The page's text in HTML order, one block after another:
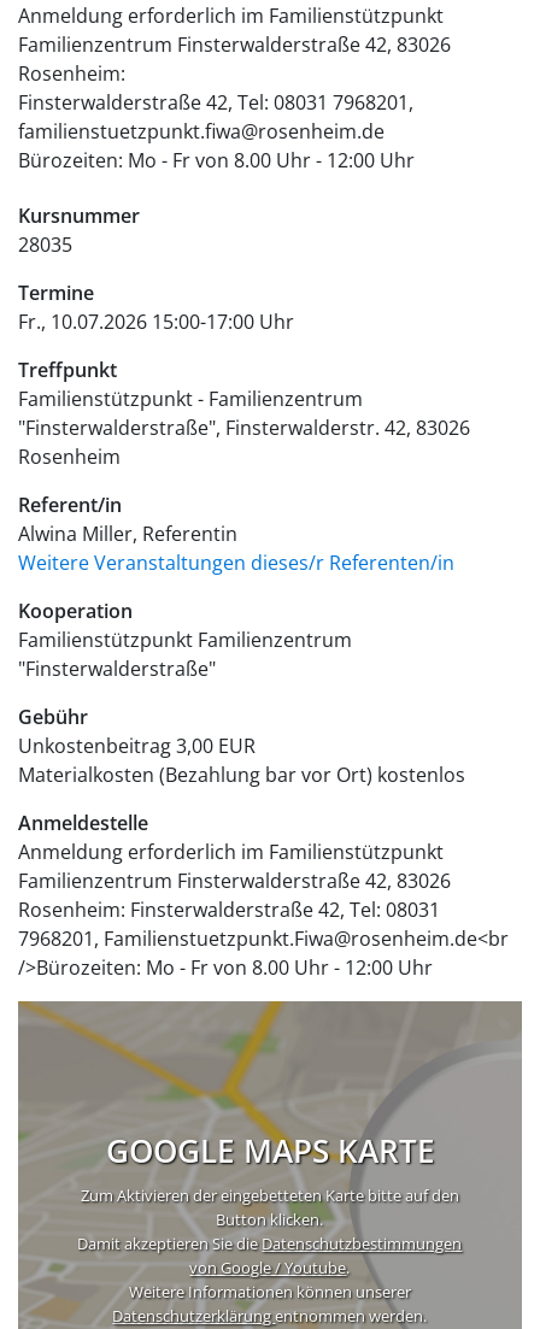
Anmeldung erforderlich im Familienstützpunkt
Familienzentrum Finsterwalderstraße 42, 83026
Rosenheim:
Finsterwalderstraße 42, Tel: 08031 7968201,
familienstuetzpunkt.fiwa@rosenheim.de
Bürozeiten: Mo - Fr von 8.00 Uhr - 12:00 Uhr
Kursnummer
28035
Termine
Fr., 10.07.2026 15:00-17:00 Uhr
Treffpunkt
Familienstützpunkt - Familienzentrum
"Finsterwalderstraße" Finsterwalderstr. 42 83026
Rosenheim
Referent/in
Alwina Miller, Referentin
Weitere Veranstaltungen dieses/r Referenten/in
Kooperation
Familienstützpunkt Familienzentrum
"Finsterwalderstraße"
Gebühr
Unkostenbeitrag3,00 EUR
Materialkosten (Bezahlung bar vor Ort) kostenlos
Anmeldestelle
Anmeldung erforderlich im Familienstützpunkt
Familienzentrum Finsterwalderstraße 42, 83026
Rosenheim: Finsterwalderstraße 42, Tel: 08031
7968201, Familienstuetzpunkt.Fiwa@rosenheim.de<br
/>Bürozeiten: Mo - Fr von 8.00 Uhr - 12:00 Uhr
GOOGLE MAPS KARTE
Zum Aktivieren der eingebetteten Karte bitte auf den
Button klicken.
Damit akzeptieren Sie dieDatenschutzbestimmungen
von Google / Youtube.
Weitere Informationen können unserer
Datenschutzerklärungentnommen werden.